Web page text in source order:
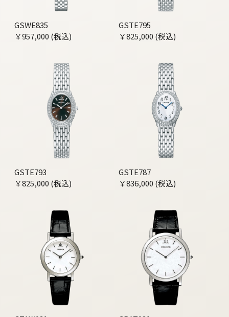
GSWE835
￥957,000 (税込)
GSTE795
￥825,000 (税込)
GSTE793
￥825,000 (税込)
GSTE787
￥836,000 (税込)